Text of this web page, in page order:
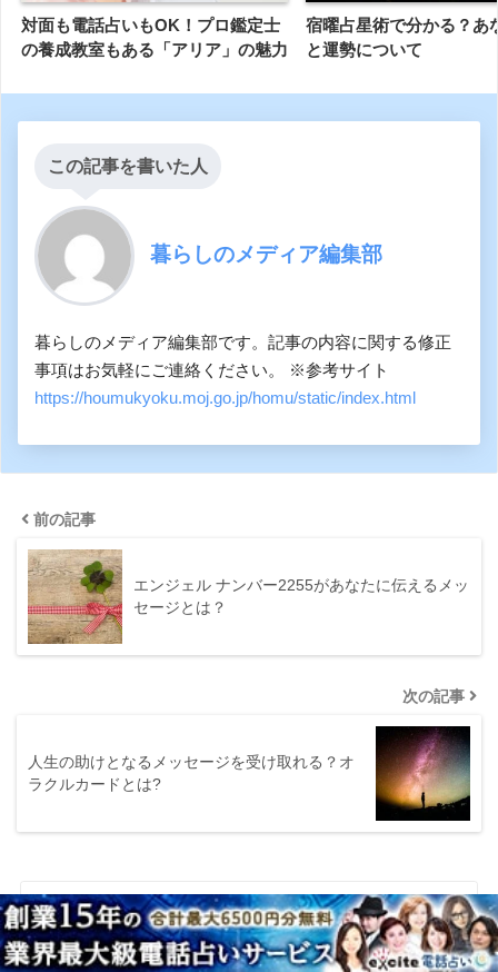
対面も電話占いもOK！プロ鑑定士
の養成教室もある「アリア」の魅力
宿曜占星術で分かる？あ
と運勢について
この記事を書いた人
暮らしのメディア編集部
暮らしのメディア編集部です。記事の内容に関する修正
事項はお気軽にご連絡ください。 ※参考サイト
https://houmukyoku.moj.go.jp/homu/static/index.html
前の記事
エンジェル ナンバー2255があなたに伝えるメッ
セージとは？
次の記事
人生の助けとなるメッセージを受け取れる？オ
ラクルカードとは?
カテゴリー
まつ毛エクステ・まつ毛パーマ